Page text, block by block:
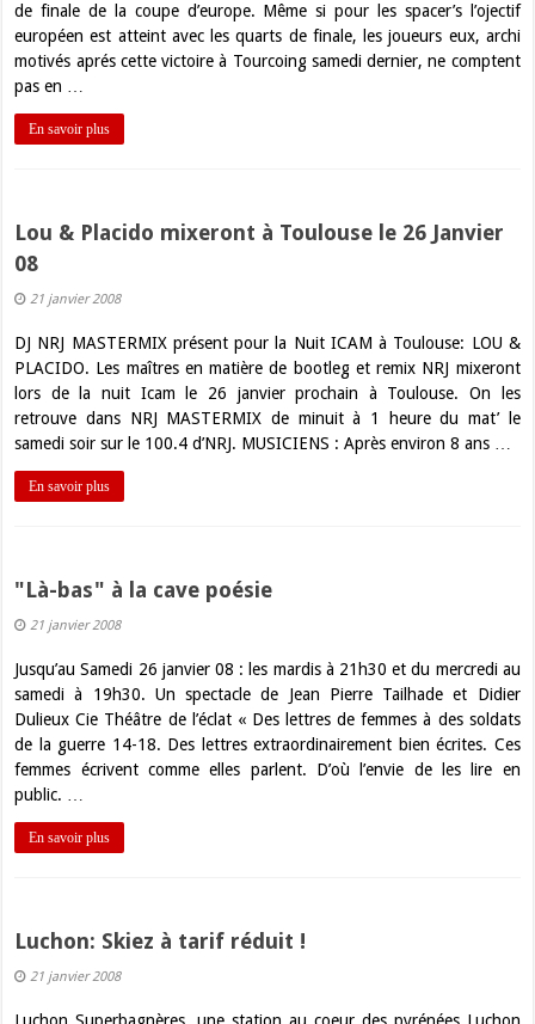
de finale de la coupe d’europe. Même si pour les spacer’s l’ojectif
européen est atteint avec les quarts de finale, les joueurs eux, archi
motivés aprés cette victoire à Tourcoing samedi dernier, ne comptent
pas en …
En savoir plus
Lou & Placido mixeront à Toulouse le 26 Janvier
08
21 janvier 2008
DJ NRJ MASTERMIX présent pour la Nuit ICAM à Toulouse: LOU &
PLACIDO. Les maîtres en matière de bootleg et remix NRJ mixeront
lors de la nuit Icam le 26 janvier prochain à Toulouse. On les
retrouve dans NRJ MASTERMIX de minuit à 1 heure du mat’ le
samedi soir sur le 100.4 d’NRJ. MUSICIENS : Après environ 8 ans …
En savoir plus
"Là-bas" à la cave poésie
21 janvier 2008
Jusqu’au Samedi 26 janvier 08 : les mardis à 21h30 et du mercredi au
samedi à 19h30. Un spectacle de Jean Pierre Tailhade et Didier
Dulieux Cie Théâtre de l’éclat « Des lettres de femmes à des soldats
de la guerre 14-18. Des lettres extraordinairement bien écrites. Ces
femmes écrivent comme elles parlent. D’où l’envie de les lire en
public. …
En savoir plus
Luchon: Skiez à tarif réduit !
21 janvier 2008